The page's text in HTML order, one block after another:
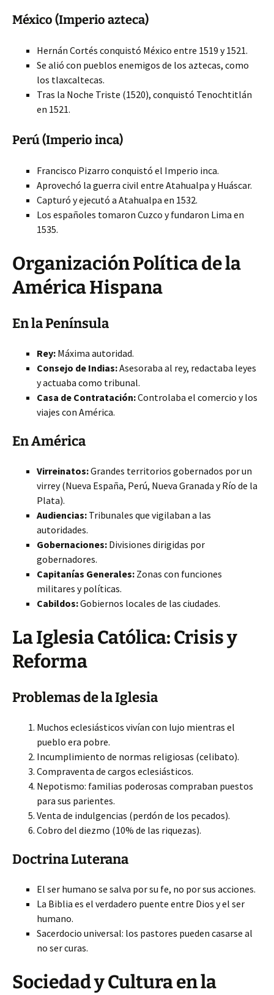
México (Imperio azteca)
Hernán Cortés conquistó México entre 1519 y 1521.
Se alió con pueblos enemigos de los aztecas, como
los tlaxcaltecas.
Tras la Noche Triste (1520), conquistó Tenochtitlán
en 1521.
Perú (Imperio inca)
Francisco Pizarro conquistó el Imperio inca.
Aprovechó la guerra civil entre Atahualpa y Huáscar.
Capturó y ejecutó a Atahualpa en 1532.
Los españoles tomaron Cuzco y fundaron Lima en
1535.
Organización Política de la
América Hispana
En la Península
Rey: Máxima autoridad.
Consejo de Indias:Asesoraba al rey, redactaba leyes
y actuaba como tribunal.
Casa de Contratación:Controlaba el comercio y los
viajes con América.
En América
Virreinatos:Grandes territorios gobernados por un
virrey (Nueva España, Perú, Nueva Granada y Río de la
Plata).
Audiencias: Tribunales que vigilaban a las
autoridades.
Gobernaciones: Divisiones dirigidas por
gobernadores.
Capitanías Generales: Zonas con funciones
militares y políticas.
Cabildos:Gobiernos locales de las ciudades.
La Iglesia Católica: Crisis y
Reforma
Problemas de la Iglesia
Muchos eclesiásticos vivían con lujo mientras el
pueblo era pobre.
Incumplimiento de normas religiosas (celibato).
Compraventa de cargos eclesiásticos.
Nepotismo: familias poderosas compraban puestos
para sus parientes.
Venta de indulgencias (perdón de los pecados).
Cobro del diezmo (10% de las riquezas).
Doctrina Luterana
El ser humano se salva por su fe, no por sus acciones.
La Biblia es el verdadero puente entre Dios y el ser
humano.
Sacerdocio universal: los pastores pueden casarse al
no ser curas.
Sociedad y Cultura en la